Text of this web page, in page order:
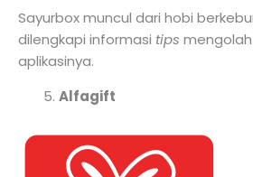
Sayurbox muncul dari hobi
dilengkapi informasi tips
aplikasinya.
Alfagift